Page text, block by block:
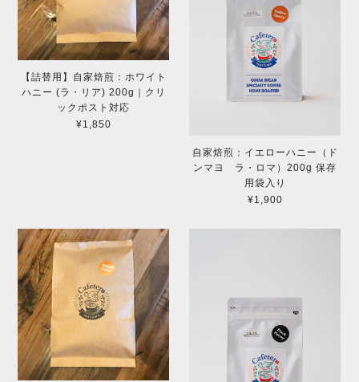
【詰替用】自家焙煎：ホワイト
ハニー (ラ・リア) 200g｜クリ
ックポスト対応
¥1,850
自家焙煎：イエローハニー（ド
ンマヨ ラ・ロマ）200g 保存
用袋入り
¥1,900